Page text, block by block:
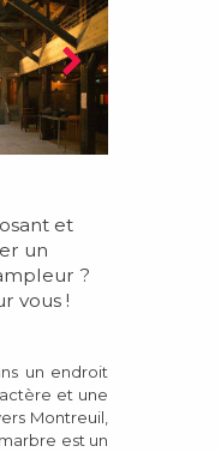
et
un
?
vous !
un endroit
et une
Montreuil,
est un